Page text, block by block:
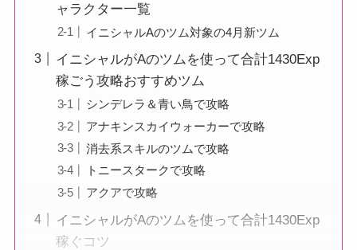
ャラクター一覧
イニシャルAのツム対象の4月新ツム
イニシャルがAのツムを使って合計1430Exp
稼ごう攻略おすすめツム
シンデレラ＆青い鳥で攻略
アナキンスカイウォーカーで攻略
消去系スキルのツムで攻略
トニースタークで攻略
アクアで攻略
イニシャルがAのツムを使って合計1430Exp
稼ぐコツ